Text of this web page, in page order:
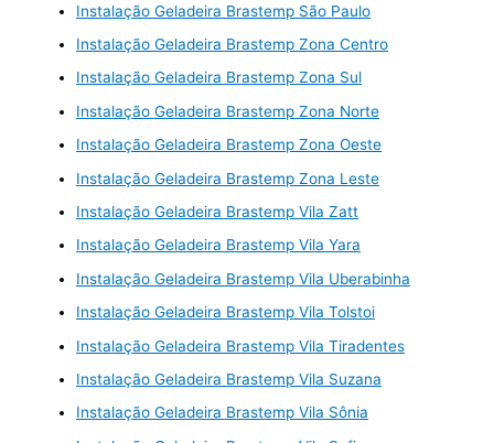
Instalação Geladeira Brastemp São Paulo
Instalação Geladeira Brastemp Zona Centro
Instalação Geladeira Brastemp Zona Sul
Instalação Geladeira Brastemp Zona Norte
Instalação Geladeira Brastemp Zona Oeste
Instalação Geladeira Brastemp Zona Leste
Instalação Geladeira Brastemp Vila Zatt
Instalação Geladeira Brastemp Vila Yara
Instalação Geladeira Brastemp Vila Uberabinha
Instalação Geladeira Brastemp Vila Tolstoi
Instalação Geladeira Brastemp Vila Tiradentes
Instalação Geladeira Brastemp Vila Suzana
Instalação Geladeira Brastemp Vila Sônia